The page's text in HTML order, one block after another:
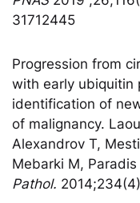
31712445
Progression from
with early ubiquitin
identification of
of malignancy.
Alexandrov T,
Mebarki M,
Pathol.